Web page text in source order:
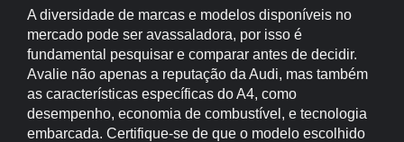
A diversidade de marcas e modelos disponíveis no
mercado pode ser avassaladora, por isso é
fundamental pesquisar e comparar antes de decidir.
Avalie não apenas a reputação da Audi, mas também
as características específicas do A4, como
desempenho, economia de combustível, e tecnologia
embarcada. Certifique-se de que o modelo escolhido